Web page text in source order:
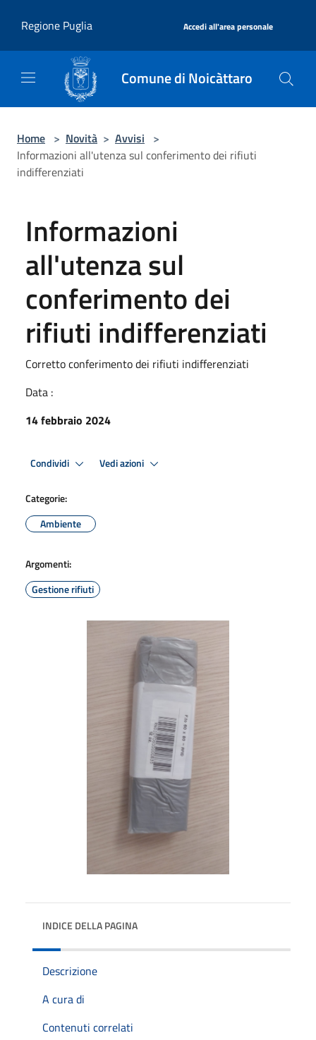
Regione Puglia
Accedi all'area personale
Comune di Noicàttaro
Home > Novità > Avvisi >
Informazioni all'utenza sul conferimento dei rifiuti
indifferenziati
Informazioni
all'utenza sul
conferimento dei
rifiuti indifferenziati
Corretto conferimento dei rifiuti indifferenziati
Data :
14 febbraio 2024
Condividi Vedi azioni
Categorie:
Ambiente
Argomenti:
Gestione rifiuti
INDICE DELLA PAGINA
Descrizione
A cura di
Contenuti correlati